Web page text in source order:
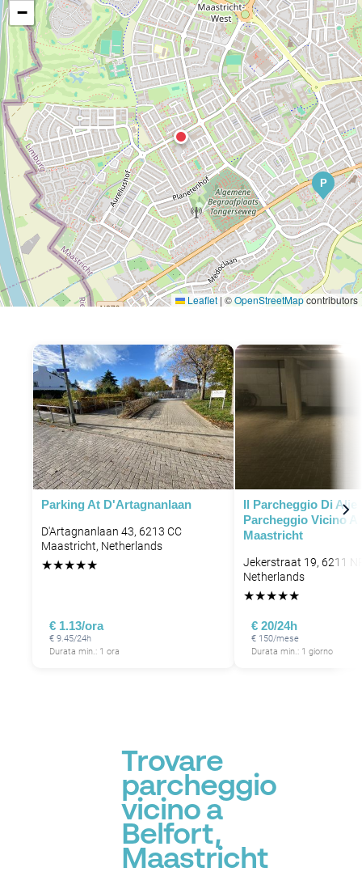
P
−
Leaflet | ©OpenStreetMapcontributors
Parking At D'Artagnanlaan
D'Artagnanlaan 43, 6213 CC
Maastricht, Netherlands
★★★★★
€ 1.13/ora
€ 9.45/24h
Durata min.: 1 ora
Il Parcheggio Di Alie
Parcheggio Vicino A
Maastricht
Jekerstraat 19, 6211
Netherlands
★★★★★
€ 20/24h
€ 150/mese
Durata min.: 1 giorno
Trovare
parcheggio
vicino a
Belfort,
Maastricht